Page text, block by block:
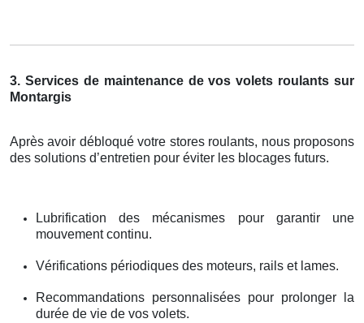
3. Services de maintenance de vos volets roulants sur
Montargis
Après avoir débloqué votre stores roulants, nous proposons
des solutions d’entretien pour éviter les blocages futurs.
Lubrification des mécanismes pour garantir une
mouvement continu.
Vérifications périodiques des moteurs, rails et lames.
Recommandations personnalisées pour prolonger la
durée de vie de vos volets.